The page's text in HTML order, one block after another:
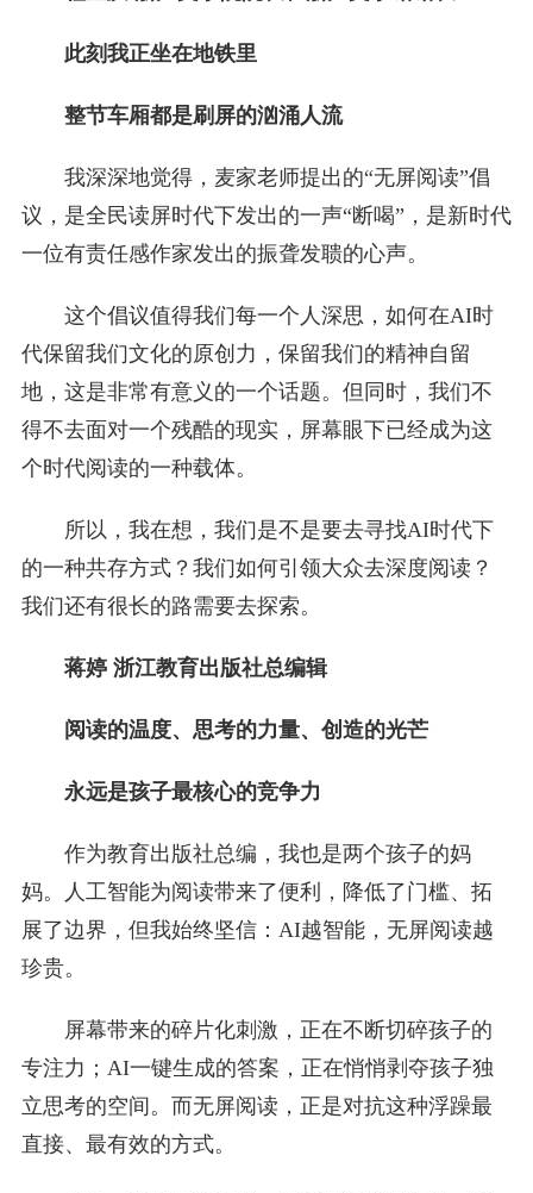
此刻我正坐在地铁里
整节车厢都是刷屏的汹涌人流
我深深地觉得，麦家老师提出的“无屏阅读”倡
议，是全民读屏时代下发出的一声“断喝”，是新时代
一位有责任感作家发出的振聋发聩的心声。
这个倡议值得我们每一个人深思，如何在AI时
代保留我们文化的原创力，保留我们的精神自留
地，这是非常有意义的一个话题。但同时，我们不
得不去面对一个残酷的现实，屏幕眼下已经成为这
个时代阅读的一种载体。
所以，我在想，我们是不是要去寻找AI时代下
的一种共存方式？我们如何引领大众去深度阅读？
我们还有很长的路需要去探索。
蒋婷 浙江教育出版社总编辑
阅读的温度、思考的力量、创造的光芒
永远是孩子最核心的竞争力
作为教育出版社总编，我也是两个孩子的妈
妈。人工智能为阅读带来了便利，降低了门槛、拓
展了边界，但我始终坚信：AI越智能，无屏阅读越
珍贵。
屏幕带来的碎片化刺激，正在不断切碎孩子的
专注力；AI一键生成的答案，正在悄悄剥夺孩子独
立思考的空间。而无屏阅读，正是对抗这种浮躁最
直接、最有效的方式。